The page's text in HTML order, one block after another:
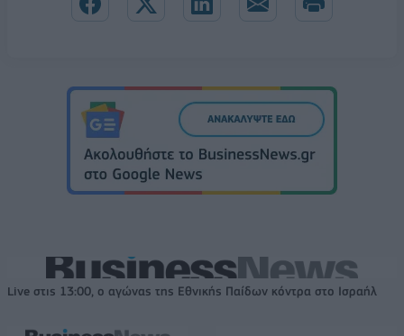
Live στις 13:00, ο αγώνας της Εθνικής Παίδων κόντρα στο Ισραήλ